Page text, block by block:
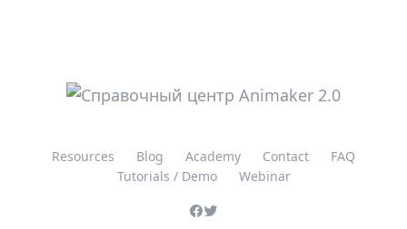
Resources Blog Academy Contact
FAQ
Tutorials / Demo
Webinar